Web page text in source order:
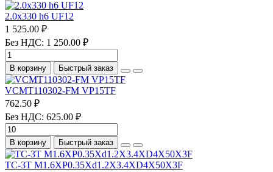
2.0х330 h6 UF12
1 525.00 ₽
Без НДС: 1 250.00 ₽
В корзину Быстрый заказ
VCMT110302-FM VP15TF
762.50 ₽
Без НДС: 625.00 ₽
В корзину Быстрый заказ
TC-3T M1.6XP0.35Xd1.2X3.4XD4X50X3F